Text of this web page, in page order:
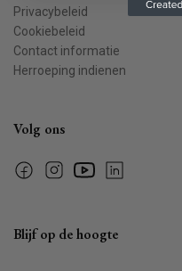
Privacybeleid
Cookiebeleid
Contact informatie
Herroeping indienen
Volg ons
FacebookInstagramYouTubeLinkedin
Blijf op de hoogte